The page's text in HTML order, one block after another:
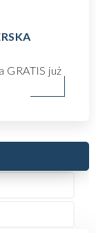
GRATIS już